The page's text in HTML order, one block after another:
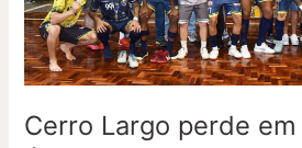
Cerro Largo perde
e
é
vice-
da